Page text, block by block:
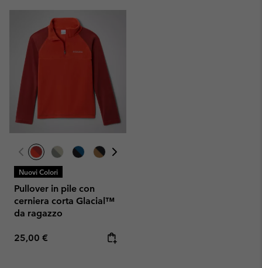
Nuovi Colori
Pullover in pile con
cerniera corta Glacial™
da ragazzo
Regular price:
25,00 €